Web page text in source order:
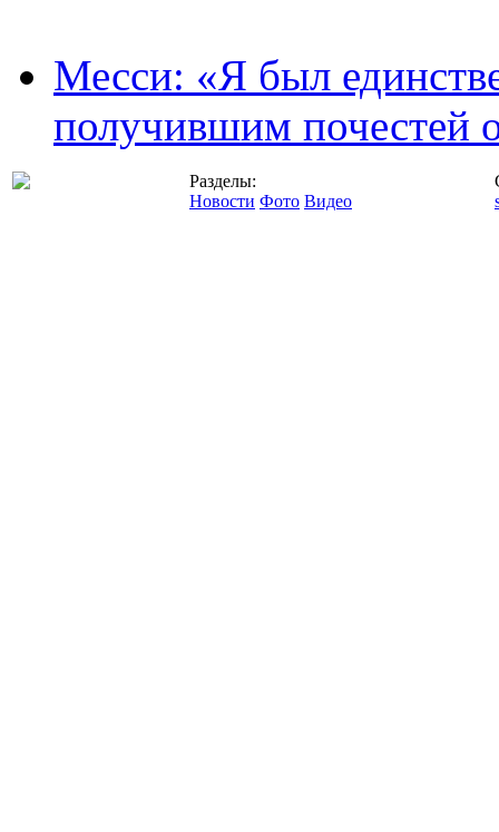
Месси: «Я был
получившим почестей
Разделы:
Новости Фото Видео